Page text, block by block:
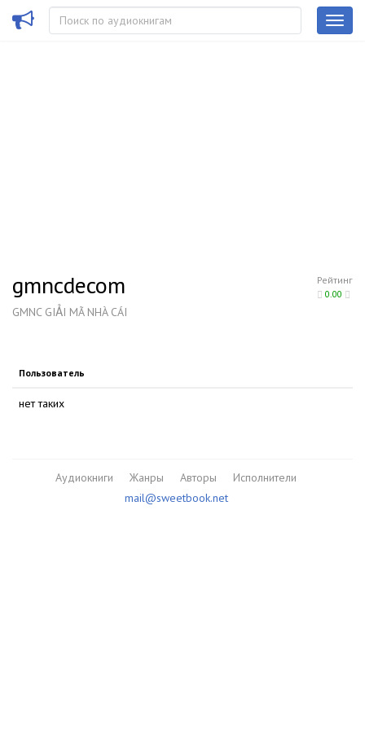
Рейтинг
0.00
gmncdecom
GMNC GIẢI MÃ NHÀ CÁI
Пользователь
нет таких
Аудиокниги Жанры Авторы
Исполнители
mail@sweetbook.net